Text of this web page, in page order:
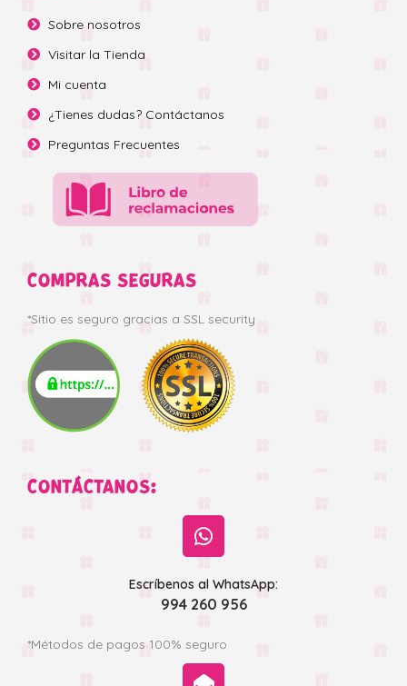
Sobre nosotros
Visitar la Tienda
Mi cuenta
¿Tienes dudas? Contáctanos
Preguntas Frecuentes
COMPRAS SEGURAS
*Sitio es seguro gracias a SSL security
CONTÁCTANOS:
Escríbenos al WhatsApp:
994 260 956
*Métodos de pagos 100% seguro